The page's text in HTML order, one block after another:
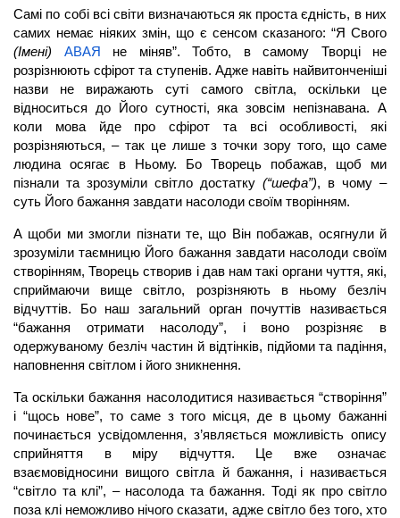
Самі по собі всі світи визначаються як проста єдність, в них
самих немає ніяких змін, що є сенсом сказаного: “Я Свого
(Імені)
АВАЯ
не міняв”. Тобто, в самому Творці не
розрізнюють сфірот та ступенів. Адже навіть найвитонченіші
назви не виражають суті самого світла, оскільки це
відноситься до Його сутності, яка зовсім непізнавана. А
коли мова йде про сфірот та всі особливості, які
розрізняються, – так це лише з точки зору того, що саме
людина осягає в Ньому. Бо Творець побажав, щоб ми
пізнали та зрозуміли світло достатку (“шефа”), в чому –
суть Його бажання завдати насолоди своїм творінням.
А щоби ми змогли пізнати те, що Він побажав, осягнули й
зрозуміли таємницю Його бажання завдати насолоди своїм
створінням, Творець створив і дав нам такі органи чуття, які,
сприймаючи вище світло, розрізняють в ньому безліч
відчуттів. Бо наш загальний орган почуттів називається
“бажання отримати насолоду”, і воно розрізняє в
одержуваному безліч частин й відтінків, підйоми та падіння,
наповнення світлом і його зникнення.
Та оскільки бажання насолодитися називається “створіння”
і “щось нове”, то саме з того місця, де в цьому бажанні
починається усвідомлення, з’являється можливість опису
сприйняття в міру відчуття. Це вже означає
взаємовідносини вищого світла й бажання, і називається
“світло та клі”, – насолода та бажання. Тоді як про світло
поза клі неможливо нічого сказати, адже світло без того, хто